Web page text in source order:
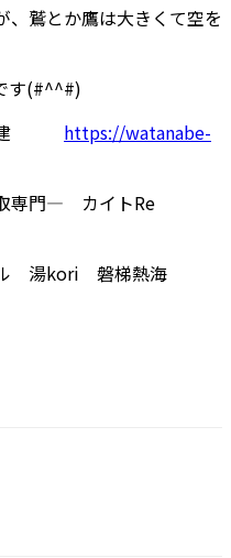
、鷲とか鷹は大きくて空を
す(#^^#)
建 https://watanabe-
門― カイトRe
ル 湯kori 磐梯熱海